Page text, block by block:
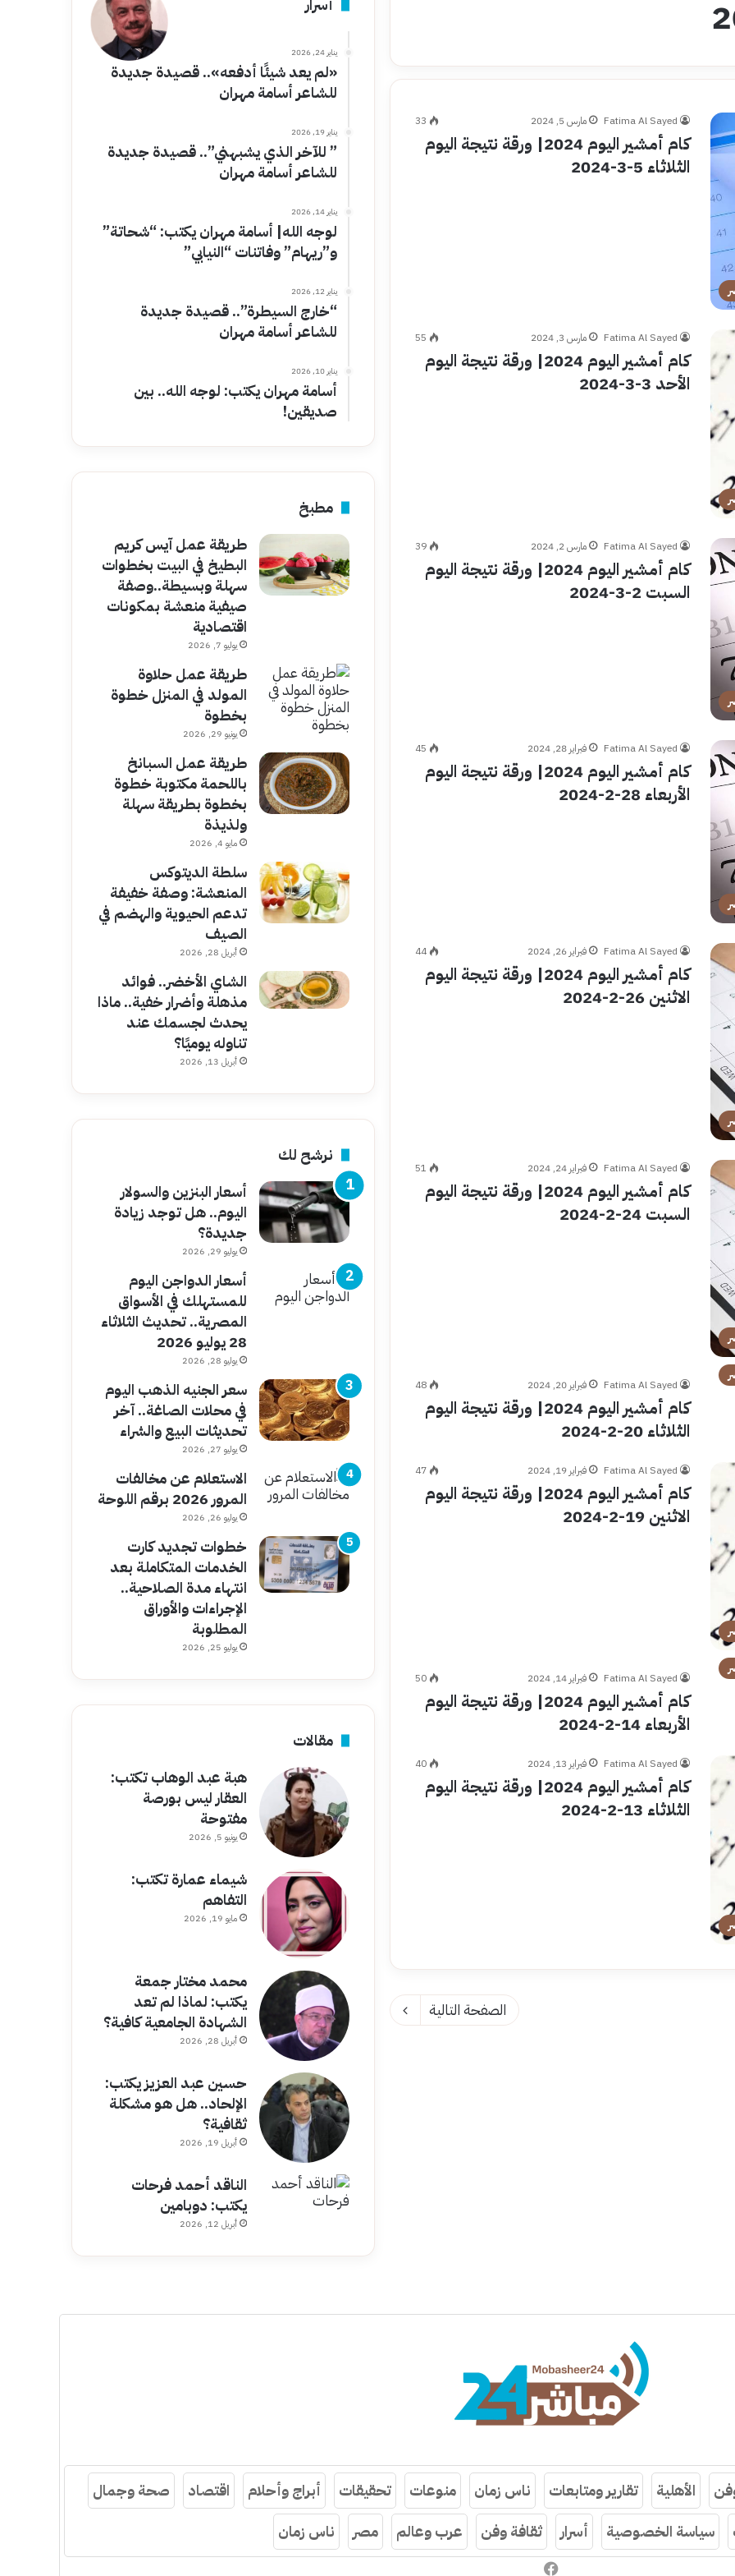
Fatima Al Sayed مارس 5, 2024 33
كام أمشير اليوم 2024| ورقة نتيجة اليوم
الثلاثاء 5-3-2024
Fatima Al Sayed مارس 3, 2024 55
كام أمشير اليوم 2024| ورقة نتيجة اليوم
الأحد 3-3-2024
Fatima Al Sayed مارس 2, 2024 39
كام أمشير اليوم 2024| ورقة نتيجة اليوم
السبت 2-3-2024
Fatima Al Sayed فبراير 28, 2024 45
كام أمشير اليوم 2024| ورقة نتيجة اليوم
الأربعاء 28-2-2024
Fatima Al Sayed فبراير 26, 2024 44
كام أمشير اليوم 2024| ورقة نتيجة اليوم
الاثنين 26-2-2024
Fatima Al Sayed فبراير 24, 2024 51
كام أمشير اليوم 2024| ورقة نتيجة اليوم
السبت 24-2-2024
Fatima Al Sayed فبراير 20, 2024 48
كام أمشير اليوم 2024| ورقة نتيجة اليوم
الثلاثاء 20-2-2024
Fatima Al Sayed فبراير 19, 2024 47
كام أمشير اليوم 2024| ورقة نتيجة اليوم
الاثنين 19-2-2024
Fatima Al Sayed فبراير 14, 2024 50
كام أمشير اليوم 2024| ورقة نتيجة اليوم
الأربعاء 14-2-2024
Fatima Al Sayed فبراير 13, 2024 40
كام أمشير اليوم 2024| ورقة نتيجة اليوم
الثلاثاء 13-2-2024
الصفحة التالية
أسرار
يناير 24, 2026
«لم يعد شيئًا أدفعه».. قصيدة جديدة
للشاعر أسامة مهران
يناير 19, 2026
” للآخر الذي يشبهني”.. قصيدة جديدة
للشاعر أسامة مهران
يناير 14, 2026
لوجه الله| أسامة مهران يكتب: “شحاتة”
و”ريهام” وفاتنات “النيابي”
يناير 12, 2026
“خارج السيطرة”.. قصيدة جديدة
للشاعر أسامة مهران
يناير 10, 2026
أسامة مهران يكتب: لوجه الله.. بين
صديقين!
مطبخ
طريقة عمل آيس كريم
البطيخ في البيت بخطوات
سهلة وبسيطة..وصفة
صيفية منعشة بمكونات
اقتصادية
يوليو 7, 2026
طريقة عمل حلاوة
المولد في المنزل خطوة
بخطوة
يونيو 29, 2026
طريقة عمل السبانخ
باللحمة مكتوبة خطوة
بخطوة بطريقة سهلة
ولذيذة
مايو 4, 2026
سلطة الديتوكس
المنعشة: وصفة خفيفة
تدعم الحيوية والهضم في
الصيف
أبريل 28, 2026
الشاي الأخضر.. فوائد
مذهلة وأضرار خفية.. ماذا
يحدث لجسمك عند
تناوله يوميًا؟
أبريل 13, 2026
نرشح لك
أسعار البنزين والسولار
اليوم.. هل توجد زيادة
جديدة؟
يوليو 29, 2026
أسعار الدواجن اليوم
للمستهلك في الأسواق
المصرية.. تحديث الثلاثاء
28 يوليو 2026
يوليو 28, 2026
سعر الجنيه الذهب اليوم
في محلات الصاغة.. آخر
تحديثات البيع والشراء
يوليو 27, 2026
الاستعلام عن مخالفات
المرور 2026 برقم اللوحة
يوليو 26, 2026
خطوات تجديد كارت
الخدمات المتكاملة بعد
انتهاء مدة الصلاحية..
الإجراءات والأوراق
المطلوبة
يوليو 25, 2026
مقالات
هبة عبد الوهاب تكتب:
العقار ليس بورصة
مفتوحة
يونيو 5, 2026
شيماء عمارة تكتب:
التفاهم
مايو 19, 2026
محمد مختار جمعة
يكتب: لماذا لم تعد
الشهادة الجامعية كافية؟
أبريل 28, 2026
حسين عبد العزيز يكتب:
الإلحاد.. هل هو مشكلة
ثقافية؟
أبريل 19, 2026
الناقد أحمد فرحات
يكتب: دوبامين
أبريل 12, 2026
الأهلية تقارير ومتابعات ناس زمان منوعات تحقيقات أبراج وأحلام اقتصاد
صحة وجمال
سياسة الخصوصية أسرار ثقافة وفن عرب وعالم مصر
ناس زمان
فيسبوك